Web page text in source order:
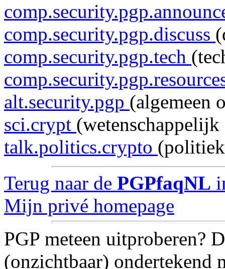
comp.security.pgp.discuss
comp.security.pgp.tech
alt.security.pgp (algemeen
sci.crypt
talk.politics.crypto
Terug naar de PGPfaqNL
Mijn privé homepage
PGP meteen uitproberen?
(onzichtbaar) ondertekend